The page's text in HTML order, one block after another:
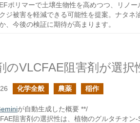
ポリマーで土壌生物性を高めつつ、リノ
ジ被害を軽減できる可能性を提案。ナタ
、今後の検証に期待が高まります。
のVLCFAE阻害剤が選択
化学全般 農薬 稲作
が自動生成した概要 **/
阻害剤の選択性は、植物のグルタチオ